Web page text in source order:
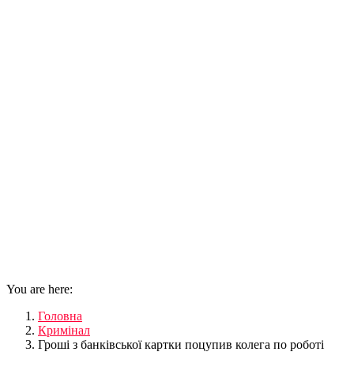
You are here:
Головна
Кримінал
Гроші з банківської картки поцупив колега по роботі